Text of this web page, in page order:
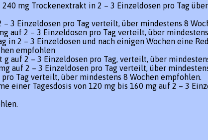
mg Trockenextrakt in 2 – 3 Einzeldosen pro Tag
3 Einzeldosen pro Tag verteilt, über mindestens 8
auf 2 – 3 Einzeldosen pro Tag verteilt, über
in 2 – 3 Einzeldosen und nach einigen Wochen eine
empfohlen
auf 2 – 3 Einzeldosen pro Tag, verteilt, über
auf 2 – 3 Einzeldosen pro Tag verteilt, über
Tag verteilt, über mindestens 8 Wochen empfohlen.
einer Tagesdosis von 120 mg bis 160 mg auf 2 – 3